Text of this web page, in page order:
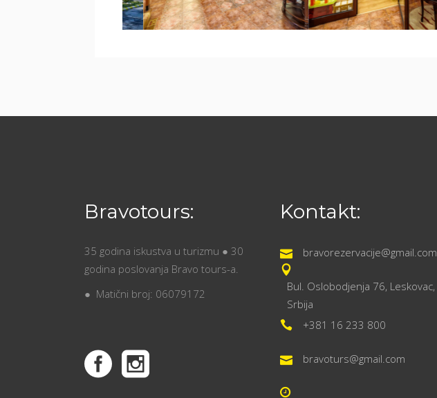
Bravotours:
35 godina iskustva u turizmu ● 30
godina poslovanja Bravo tours-a.
● Matični broj: 06079172
Kontakt:
bravorezervacije@gmail.com
Bul. Oslobodjenja 76, Leskovac,
Srbija
+381 16 233 800
bravoturs@gmail.com